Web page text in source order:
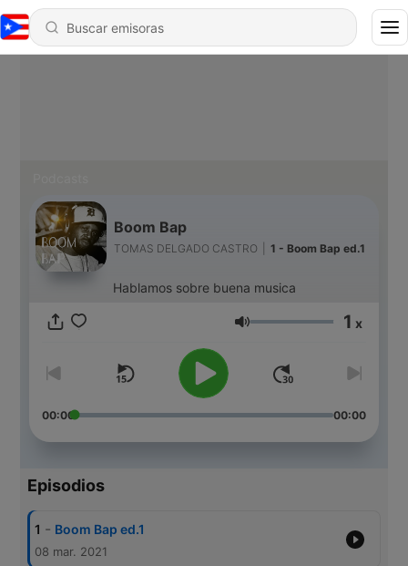
Boom Bap
TOMAS DELGADO CASTRO 1 - Boom Bap ed.1
Hablamos sobre buena musica
Volumen 1 x
00:00 00:00
Episodios
1 - Boom Bap ed.1
08 mar. 2021